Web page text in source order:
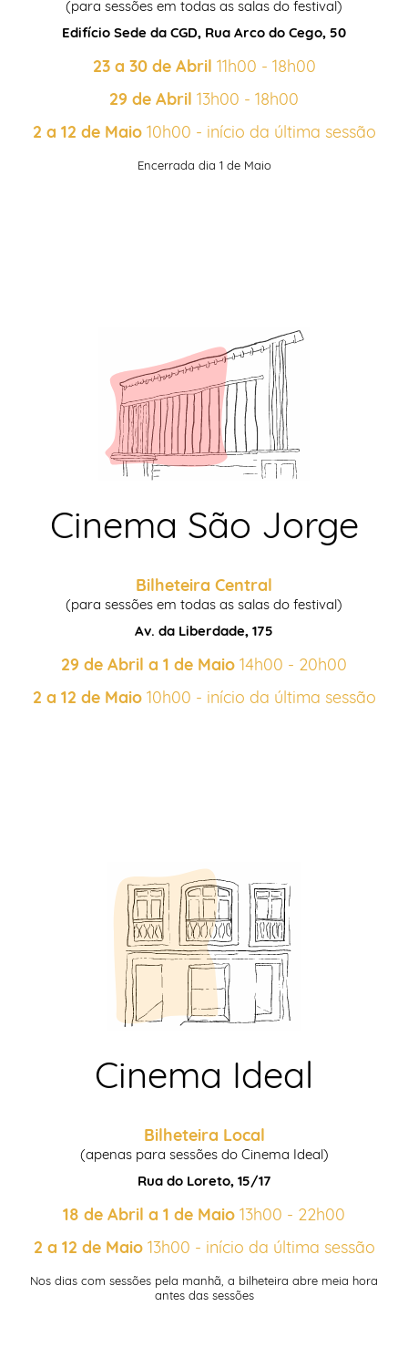
(para sessões em todas as salas do festival)
Edifício Sede da CGD, Rua Arco do Cego, 50
23 a 30 de Abril 11h00 - 18h00
29 de Abril 13h00 - 18h00
2 a 12 de Maio10h00 - início da última sessão
Encerrada dia 1 de Maio
Cinema São Jorge
Bilheteira Central
(para sessões em todas as salas do festival)
Av. da Liberdade, 175
29 de Abril a 1 de Maio 14h00 - 20h00
2 a 12 de Maio10h00 - início da última sessão
Cinema Ideal
Bilheteira Local
(apenas para sessões do Cinema Ideal)
Rua do Loreto, 15/17
18 de Abril a 1 de Maio 13h00 - 22h00
2 a 12 de Maio13h00 - início da última sessão
Nos dias com sessões pela manhã, a bilheteira abre meia hora
antes das sessões